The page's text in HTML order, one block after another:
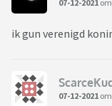
07-12-2021
ik gun verenigd
07-12-2021